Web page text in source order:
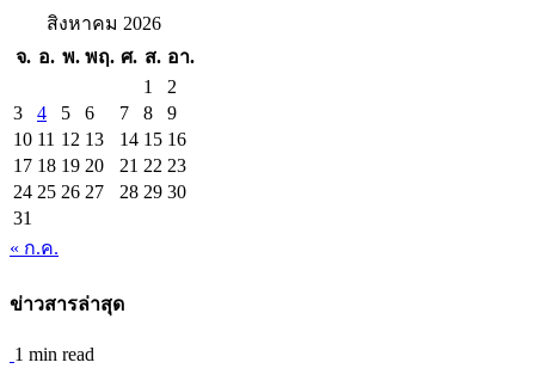
สิงหาคม 2026
จ. อ. พ. พฤ. ศ. ส. อา.
1
2
3
4 5 6 7 8
9
10 11 12 13 14 15 16
17 18 19 20 21 22 23
24 25 26 27 28 29 30
31
« ก.ค.
ข่าวสารล่าสุด
1 min read